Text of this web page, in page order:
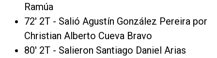
Ramúa
72' 2T - Salió Agustín González Pereira por
Christian Alberto Cueva Bravo
80' 2T - Salieron Santiago Daniel Arias